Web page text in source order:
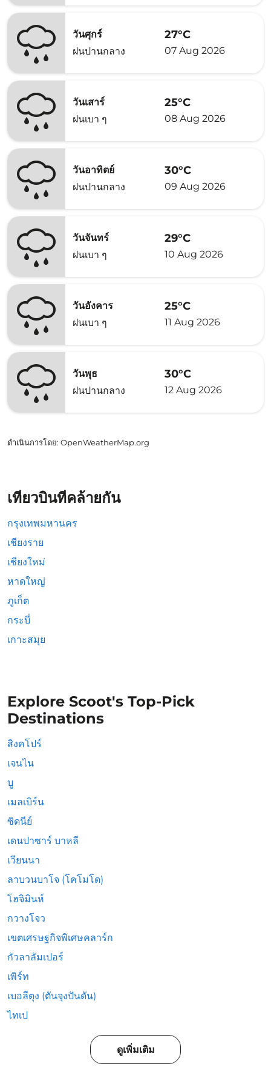
วันศุกร์
ฝนปานกลาง
27°C
07 Aug 2026
วันเสาร์
ฝนเบา ๆ
25°C
08 Aug 2026
วันอาทิตย์
ฝนปานกลาง
30°C
09 Aug 2026
วันจันทร์
ฝนเบา ๆ
29°C
10 Aug 2026
วันอังคาร
ฝนเบา ๆ
25°C
11 Aug 2026
วันพุธ
ฝนปานกลาง
30°C
12 Aug 2026
ดำเนินการโดย: OpenWeatherMap.org
เที่ยวบินที่คล้ายกัน
กรุงเทพมหานคร
เชียงราย
เชียงใหม่
หาดใหญ่
ภูเก็ต
กระบี่
เกาะสมุย
Explore Scoot's Top-Pick
Destinations
สิงคโปร์
เจนไน
บู
เมลเบิร์น
ซิดนีย์
เดนปาซาร์ บาหลี
เวียนนา
ลาบวนบาโจ (โคโมโด)
โฮจิมินห์
กวางโจว
เขตเศรษฐกิจพิเศษคลาร์ก
กัวลาลัมเปอร์
เพิร์ท
เบอลีตุง (ตันจุงปันดัน)
ไทเป
ดูเพิ่มเติม